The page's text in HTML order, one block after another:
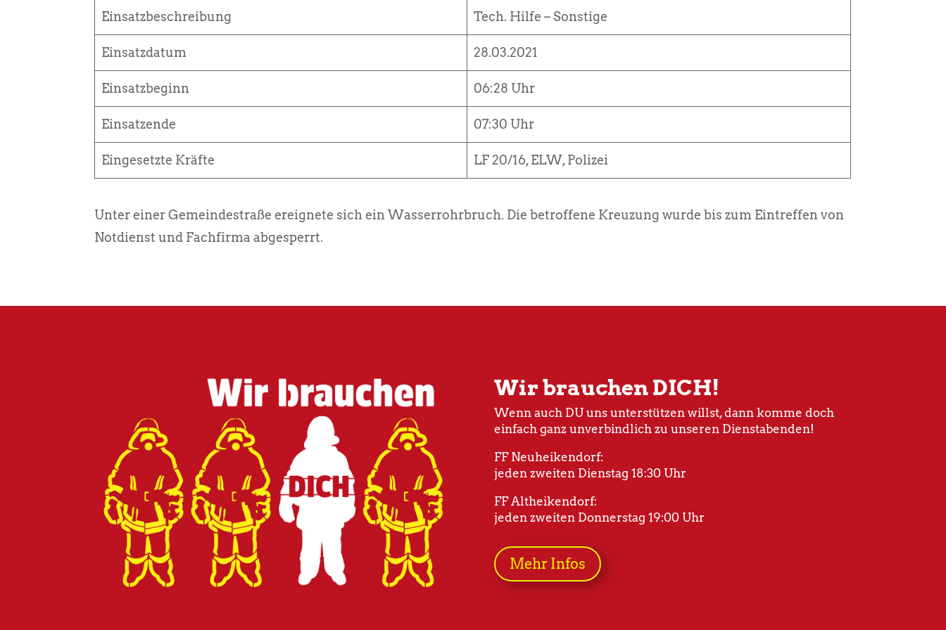
Einsatzbeschreibung Tech. Hilfe – Sonstige
Einsatzdatum 28.03.2021
Einsatzbeginn 06:28 Uhr
Einsatzende 07:30 Uhr
Eingesetzte Kräfte LF 20/16, ELW, Polizei
Unter einer Gemeindestraße ereignete sich ein Wasserrohrbruch. Die betroffene Kreuzung wurde bis zum Eintreffen von
Notdienst und Fachfirma abgesperrt.
Wir brauchen DICH!
Wenn auch DU uns unterstützen willst, dann komme doch
einfach ganz unverbindlich zu unseren Dienstabenden!
FF Neuheikendorf:
jeden zweiten Dienstag 18:30 Uhr
FF Altheikendorf:
jeden zweiten Donnerstag 19:00 Uhr
Mehr Infos